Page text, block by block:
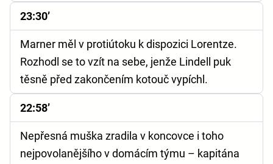
23:30’
Marner měl v protiútoku k dispozici Lorentze.
Rozhodl se to vzít na sebe, jenže Lindell puk
těsně před zakončením kotouč vypíchl.
22:58’
Nepřesná muška zradila v koncovce i toho
nejpovolanějšího v domácím týmu – kapitána